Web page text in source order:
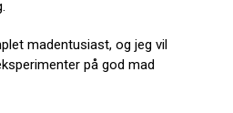
madentusiast, og jeg vil
på god mad